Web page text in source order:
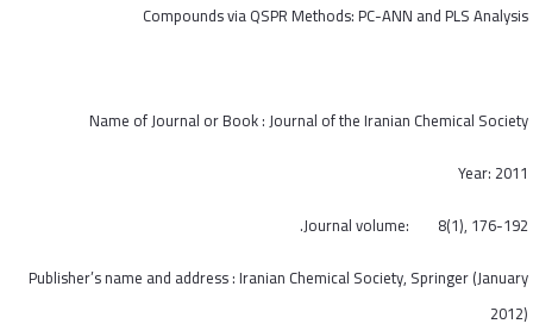
Compounds via QSPR Methods: PC-ANN and PLS Analysis
Name of Journal or Book : Journal of the Iranian Chemical Society
Year: 2011
Journal volume: 8(1), 176-192.
Publisher’s name and address : Iranian Chemical Society, Springer (January
2012)